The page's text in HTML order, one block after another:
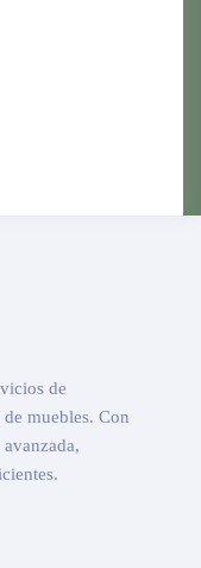
de
muebles. Con